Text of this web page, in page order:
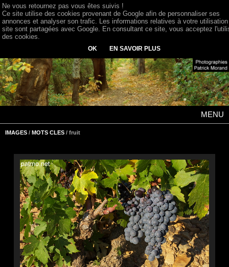
MENU
IMAGES / MOTS CLES / fruit
Ne vous retournez pas vous êtes suivis !
Ce site utilise des cookies provenant de Google afin de personnaliser ses
annonces et analyser son trafic. Les informations relatives à votre
site sont partagées avec Google. En consultant ce site, vous acceptez
des cookies.
OK EN SAVOIR PLUS